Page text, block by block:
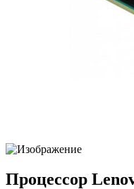
Процессор